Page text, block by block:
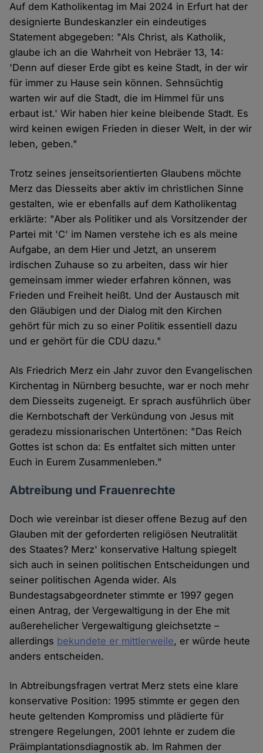
Auf dem Katholikentag im Mai 2024 in Erfurt hat der
designierte Bundeskanzler ein eindeutiges
Statement abgegeben: "Als Christ, als Katholik,
glaube ich an die Wahrheit von Hebräer 13, 14:
'Denn auf dieser Erde gibt es keine Stadt, in der wir
für immer zu Hause sein können. Sehnsüchtig
warten wir auf die Stadt, die im Himmel für uns
erbaut ist.' Wir haben hier keine bleibende Stadt. Es
wird keinen ewigen Frieden in dieser Welt, in der wir
leben, geben."
Trotz seines jenseitsorientierten Glaubens möchte
Merz das Diesseits aber aktiv im christlichen Sinne
gestalten, wie er ebenfalls auf dem Katholikentag
erklärte: "Aber als Politiker und als Vorsitzender der
Partei mit 'C' im Namen verstehe ich es als meine
Aufgabe, an dem Hier und Jetzt, an unserem
irdischen Zuhause so zu arbeiten, dass wir hier
gemeinsam immer wieder erfahren können, was
Frieden und Freiheit heißt. Und der Austausch mit
den Gläubigen und der Dialog mit den Kirchen
gehört für mich zu so einer Politik essentiell dazu
und er gehört für die CDU dazu."
Als Friedrich Merz ein Jahr zuvor den Evangelischen
Kirchentag in Nürnberg besuchte, war er noch mehr
dem Diesseits zugeneigt. Er sprach ausführlich über
die Kernbotschaft der Verkündung von Jesus mit
geradezu missionarischen Untertönen: "Das Reich
Gottes ist schon da: Es entfaltet sich mitten unter
Euch in Eurem Zusammenleben."
Abtreibung und Frauenrechte
Doch wie vereinbar ist dieser offene Bezug auf den
Glauben mit der geforderten religiösen Neutralität
des Staates? Merz' konservative Haltung spiegelt
sich auch in seinen politischen Entscheidungen und
seiner politischen Agenda wider. Als
Bundestagsabgeordneter stimmte er 1997 gegen
einen Antrag, der Vergewaltigung in der Ehe mit
außerehelicher Vergewaltigung gleichsetzte –
allerdings bekundete er mittlerweile, er würde heute
anders entscheiden.
In Abtreibungsfragen vertrat Merz stets eine klare
konservative Position: 1995 stimmte er gegen den
heute geltenden Kompromiss und plädierte für
strengere Regelungen, 2001 lehnte er zudem die
Präimplantationsdiagnostik ab. Im Rahmen der